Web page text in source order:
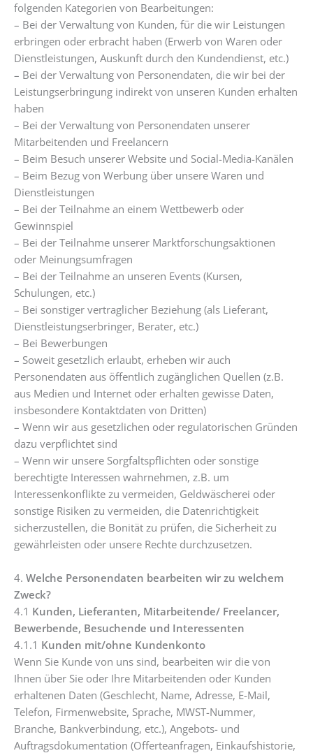
folgenden Kategorien von Bearbeitungen:
– Bei der Verwaltung von Kunden, für die wir Leistungen
erbringen oder erbracht haben (Erwerb von Waren oder
Dienstleistungen, Auskunft durch den Kundendienst, etc.)
– Bei der Verwaltung von Personendaten, die wir bei der
Leistungserbringung indirekt von unseren Kunden erhalten
haben
– Bei der Verwaltung von Personendaten unserer
Mitarbeitenden und Freelancern
– Beim Besuch unserer Website und Social-Media-Kanälen
– Beim Bezug von Werbung über unsere Waren und
Dienstleistungen
– Bei der Teilnahme an einem Wettbewerb oder
Gewinnspiel
– Bei der Teilnahme unserer Marktforschungsaktionen
oder Meinungsumfragen
– Bei der Teilnahme an unseren Events (Kursen,
Schulungen, etc.)
– Bei sonstiger vertraglicher Beziehung (als Lieferant,
Dienstleistungserbringer, Berater, etc.)
– Bei Bewerbungen
– Soweit gesetzlich erlaubt, erheben wir auch
Personendaten aus öffentlich zugänglichen Quellen (z.B.
aus Medien und Internet oder erhalten gewisse Daten,
insbesondere Kontaktdaten von Dritten)
– Wenn wir aus gesetzlichen oder regulatorischen Gründen
dazu verpflichtet sind
– Wenn wir unsere Sorgfaltspflichten oder sonstige
berechtigte Interessen wahrnehmen, z.B. um
Interessenkonflikte zu vermeiden, Geldwäscherei oder
sonstige Risiken zu vermeiden, die Datenrichtigkeit
sicherzustellen, die Bonität zu prüfen, die Sicherheit zu
gewährleisten oder unsere Rechte durchzusetzen.
4. Welche Personendaten bearbeiten wir zu welchem
Zweck?
4.1 Kunden, Lieferanten, Mitarbeitende/ Freelancer,
Bewerbende, Besuchende und Interessenten
4.1.1 Kunden mit/ohne Kundenkonto
Wenn Sie Kunde von uns sind, bearbeiten wir die von
Ihnen über Sie oder Ihre Mitarbeitenden oder Kunden
erhaltenen Daten (Geschlecht, Name, Adresse, E-Mail,
Telefon, Firmenwebsite, Sprache, MWST-Nummer,
Branche, Bankverbindung, etc.), Angebots- und
Auftragsdokumentation (Offerteanfragen, Einkaufshistorie,